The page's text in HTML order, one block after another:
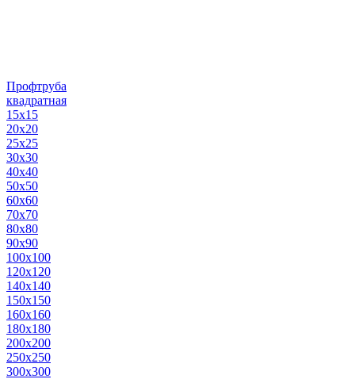
Профтруба
квадратная
15х15
20х20
25х25
30х30
40х40
50х50
60х60
70х70
80х80
90х90
100х100
120х120
140х140
150х150
160х160
180х180
200х200
250х250
300х300